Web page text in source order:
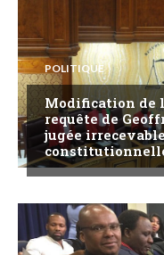
POLITIQUE
Modification de
requête de
jugée